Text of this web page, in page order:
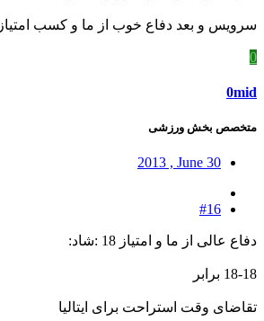
سرویس و بعد دفاع خوب از ما و کسب امتیاز 17 :شاد:
0mid
متخصص بخش ورزشی
2013 , June 30
#16
دفاع عالی از ما و امتیاز 18 :شاد:
18-18 برابر
تقاضای وقت استراحت برای ایتالیا